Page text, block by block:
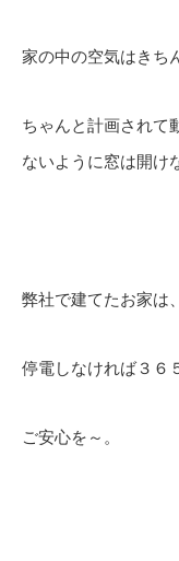
家の中の空気はきち
ちゃんと計画されて
ないように窓は開け
弊社で建てたお家は
停電しなければ３６
ご安心を～。